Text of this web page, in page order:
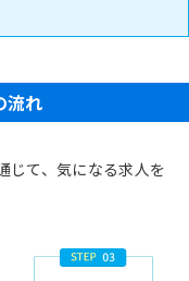
流れ
じて、気になる求人を